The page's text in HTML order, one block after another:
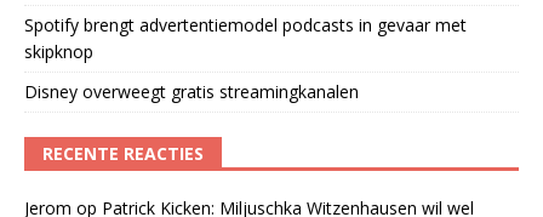
Spotify brengt advertentiemodel podcasts in gevaar met
skipknop
Disney overweegt gratis streamingkanalen
RECENTE REACTIES
Jerom op Patrick Kicken: Miljuschka Witzenhausen wil wel